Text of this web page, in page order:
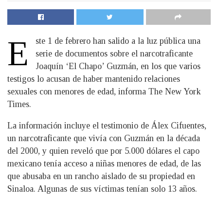
E
ste 1 de febrero han salido a la luz pública una
serie de documentos sobre el narcotraficante
Joaquín ‘El Chapo’ Guzmán, en los que varios
testigos lo acusan de haber mantenido relaciones
sexuales con menores de edad, informa The New York
Times.
La información incluye el testimonio de Álex Cifuentes,
un narcotraficante que vivía con Guzmán en la década
del 2000, y quien reveló que por 5.000 dólares el capo
mexicano tenía acceso a niñas menores de edad, de las
que abusaba en un rancho aislado de su propiedad en
Sinaloa. Algunas de sus víctimas tenían solo 13 años.